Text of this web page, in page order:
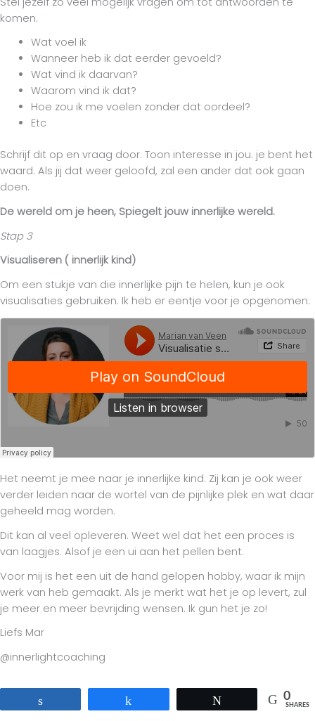
komen.
Wat voel ik
Wanneer heb ik dat eerder gevoeld?
Wat vind ik daarvan?
Waarom vind ik dat?
Hoe zou ik me voelen zonder dat oordeel?
Etc
Schrijf dit op en vraag door. Toon interesse in jou. je bent het
waard. Als jij dat weer geloofd, zal een ander dat ook gaan
doen.
De wereld om je heen, Spiegelt jouw innerlijke wereld.
Stap 3
Visualiseren ( innerlijk kind)
Om een stukje van die innerlijke pijn te helen, kun je ook
visualisaties gebruiken. Ik heb er eentje voor je opgenomen:
Het neemt je mee naar je innerlijke kind. Zij kan je ook weer
verder leiden naar de wortel van de pijnlijke plek en wat daar
geheeld mag worden.
Dit kan al veel opleveren. Weet wel dat het een proces is
van laagjes. Alsof je een ui aan het pellen bent.
Voor mij is het een uit de hand gelopen hobby, waar ik mijn
werk van heb gemaakt. Als je merkt wat het je op levert, zul
je meer en meer bevrijding wensen. Ik gun het je zo!
Liefs Mar
@innerlightcoaching
0
SHARES